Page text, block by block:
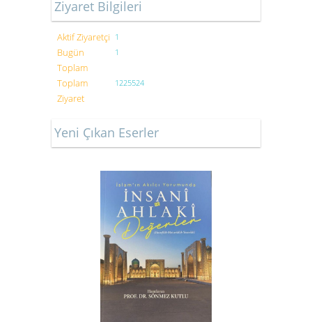
Ziyaret Bilgileri
Aktif Ziyaretçi 1
Bugün
Toplam
1
Toplam
Ziyaret
1225524
Yeni Çıkan Eserler